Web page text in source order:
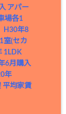
アパー
場各1
年8
室(セカ
1LDK
6月購入
年
平均家賃